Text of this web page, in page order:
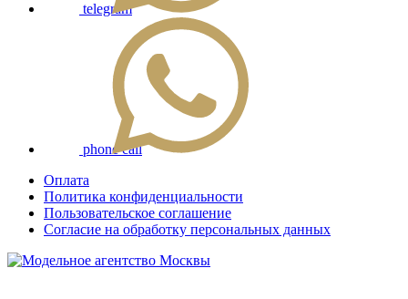
telegram
phone call
Оплата
Политика конфиденциальности
Пользовательское соглашение
Согласие на обработку персональных данных